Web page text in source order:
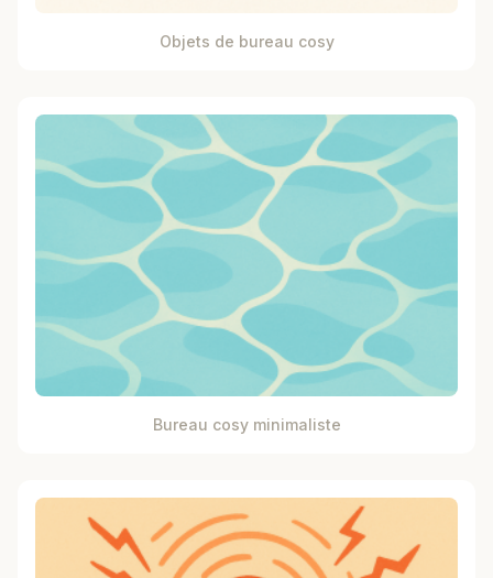
Objets de bureau cosy
Bureau cosy minimaliste